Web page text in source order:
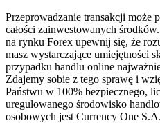
Przeprowadzanie transakcji może
całości zainwestowanych
na rynku Forex upewnij się, że
masz wystarczające umiejętności
przypadku handlu online
Zdajemy sobie z tego sprawę i
Państwu w 100% bezpiecznego,
uregulowanego środowisko
osobowych jest Currency One S.A.